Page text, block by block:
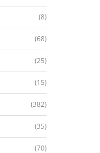
(8)
(68)
(25)
(15)
(382)
(35)
(70)